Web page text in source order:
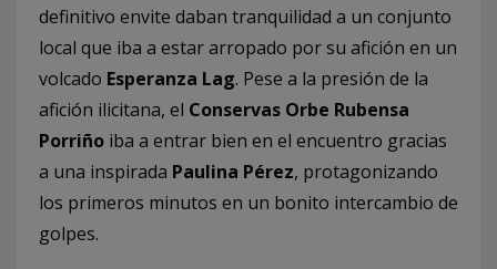
definitivo envite daban tranquilidad a un conjunto
local que iba a estar arropado por su afición en un
volcado Esperanza Lag. Pese a la presión de la
afición ilicitana, el Conservas Orbe Rubensa
Porriño iba a entrar bien en el encuentro gracias
a una inspirada Paulina Pérez, protagonizando
los primeros minutos en un bonito intercambio de
golpes.